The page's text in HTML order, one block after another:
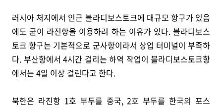
러시아 처지에서 인근 블라디보스토크에 대규모 항구가 있음
에도 굳이 라진항을 이용하려 하는 이유가 있다. 블라디보스
토크 항구는 기본적으로 군사항이라서 상업 터미널이 부족하
다. 부산항에서 4시간 걸리는 하역 작업이 블라디보스토크항
에서는 4일 이상 걸린다고 한다.
북한은 라진항 1호 부두를 중국, 2호 부두를 한국의 포스